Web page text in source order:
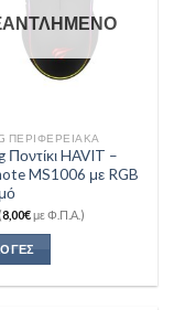
ΠΕΡΙΦΕΡΕΙΑΚΑ
Ποντίκι HAVIT –
MS1006 με RGB
(8,00€με Φ.Π.Α.)